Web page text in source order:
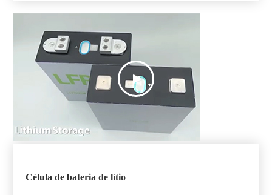

Célula de bateria de lítio